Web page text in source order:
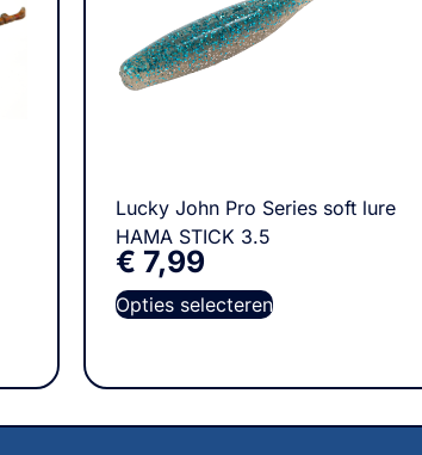
Lucky John Pro Series soft lure
HAMA STICK 3.5
€ 7,99
Opties selecteren